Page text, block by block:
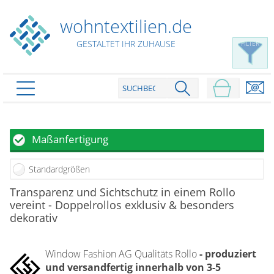
PRODUKTE
Plissee
Wabenplissees
Verdunklungsplissees
gemusterte Plissees
Rollo
Rollos nach Maß
Rollos in Standardgrößen
Thermo Rollo
Klemmrollo
Dachfenster Rollo
Raffrollo
Faltrollo / Raffgardinen
Flächenvorhang nach Maß
Scheibengardinen
wohntextilien.de
GESTALTET IHR ZUHAUSE
Maßanfertigung
Standardgrößen
FILTER
Transparenz und Sichtschutz in einem Rollo
vereint - Doppelrollos exklusiv & besonders
dekorativ
Window Fashion AG Qualitäts Rollo- produziert
und versandfertig innerhalb von 3-5